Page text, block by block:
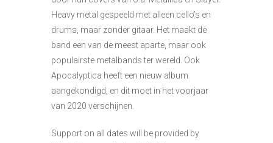
Heavy metal gespeeld met alleen cello’s en
drums, maar zonder gitaar. Het maakt de
band een van de meest aparte, maar ook
populairste metalbands ter wereld. Ook
Apocalyptica heeft een nieuw album
aangekondigd, en dit moet in het voorjaar
van 2020 verschijnen.
Support on all dates will be provided by